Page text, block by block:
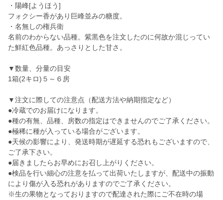
・陽峰[ようほう]
フォクシー香があり巨峰並みの糖度。
・名無しの権兵衛
名前のわからない品種。紫黒色を注文したのに何故か混じってい
た鮮紅色品種。あっさりとした甘さ。
▼数量、分量の目安
1箱(2キロ)５～６房
▼注文に際しての注意点（配送方法や納期指定など）
●冷蔵でのお届けになります。
●種の有無、品種、房数の指定はできませんのでご了承ください。
●極稀に種が入っている場合がございます。
●天候の影響により、発送時期が遅延する恐れもございますので、
ご了承下さい。
●届きましたらお早めにお召し上がりください。
●検品を行い細心の注意を払って出荷いたしますが、配送中の振動
により傷が入る恐れがありますのでご了承ください。
※生の果物となっておりますので配達された際にご不在時の場